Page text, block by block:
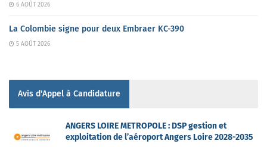
6 AOÛT 2026
La Colombie signe pour deux Embraer KC-390
5 AOÛT 2026
Avis d'Appel à Candidature
ANGERS LOIRE METROPOLE : DSP gestion et
exploitation de l’aéroport Angers Loire 2028-2035